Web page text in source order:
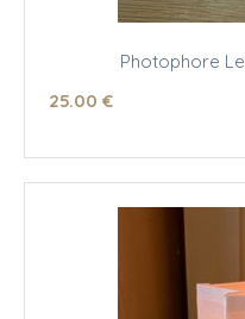
Photophore
25.00 €